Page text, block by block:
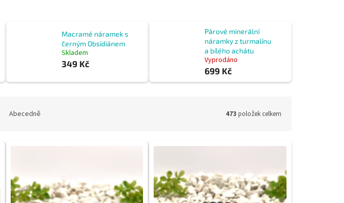
Macramé náramek s
černým Obsidiánem
Skladem
349 Kč
Párové minerální
náramky z turmalínu
a bílého achátu
Vyprodáno
699 Kč
Abecedně 473 položek celkem